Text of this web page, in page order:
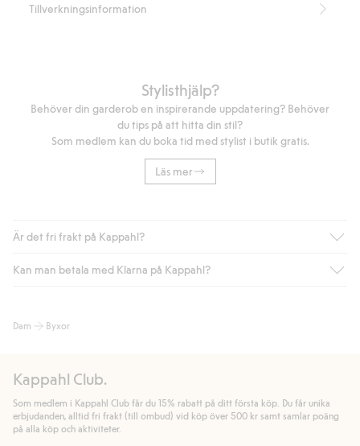
Tillverkningsinformation
Stylisthjälp?
Behöver din garderob en inspirerande uppdatering? Behöver
du tips på att hitta din stil?
Som medlem kan du boka tid med stylist i butik gratis.
Läs mer
Är det fri frakt på Kappahl?
Är du medlem i Kappahl Club har du alltid gratis frakt till butik
automatik efter du loggat in och identifierats som medlem.
handlar för.
Läs mer
Kan man betala med Klarna på Kappahl?
bland annat faktura och swish men även andra betalningssätt.
allmänna villkor.
Läs mer
Dam Byxor
Kappahl Club.
Som medlem i Kappahl Club får du 15% rabatt på ditt första köp. Du får unika
erbjudanden, alltid fri frakt (till ombud) vid köp över 500 kr samt samlar poäng
på alla köp och aktiviteter.